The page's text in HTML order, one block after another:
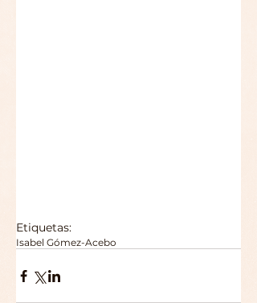
Etiquetas:
Isabel Gómez-Acebo